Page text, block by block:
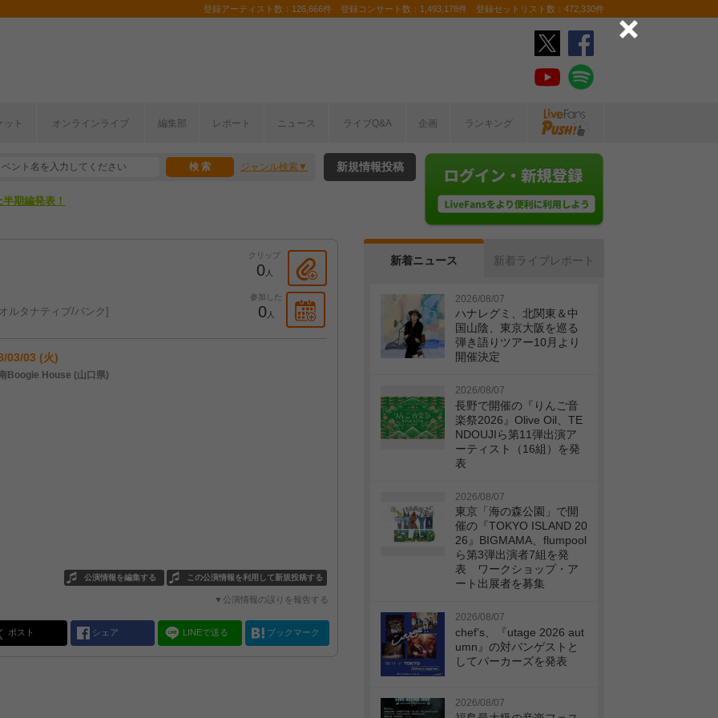
登録アーティスト数：126,666件 登録コンサート数：1,493,178件 登録セットリスト数：472,330件
ット オンラインライブ 編集部 レポート ニュース ライブQ&A 企画 ランキング
ジャンル検索
こから！
期編発表！
新規情報投稿
クリップ
0人
参加した
0人
ルタナティブ/パンク
03/03 (火)
Boogie House (山口県)
この公演情報を利用して新規投稿する
公演情報を編集する
▼公演情報の誤りを報告する
ポスト シェア LINEで送る ブックマーク
新着ニュース 新着ライブレポート
2026/08/07
ハナレグミ、北関東＆中
国山陰、東京大阪を巡る
弾き語りツアー10月より
開催決定
2026/08/07
長野で開催の『りんご音
楽祭2026』Olive Oil、TE
NDOUJIら第11弾出演ア
ーティスト（16組）を発
表
2026/08/07
東京「海の森公園」で開
催の『TOKYO ISLAND 20
26』BIGMAMA、flumpool
ら第3弾出演者7組を発
表 ワークショップ・ア
ート出展者を募集
2026/08/07
chef’s、『utage 2026 aut
umn』の対バンゲストと
してパーカーズを発表
2026/08/07